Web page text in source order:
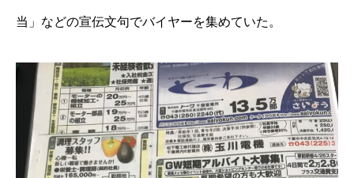
当」などの宣伝文句でバイヤーを集めていた。